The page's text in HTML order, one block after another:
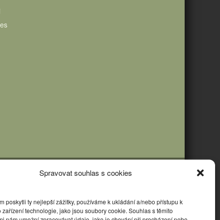
Spravovat souhlas s cookies
poskytli ty nejlepší zážitky, používáme k ukládání a/nebo přístupu k
zařízení technologie, jako jsou soubory cookie. Souhlas s těmito